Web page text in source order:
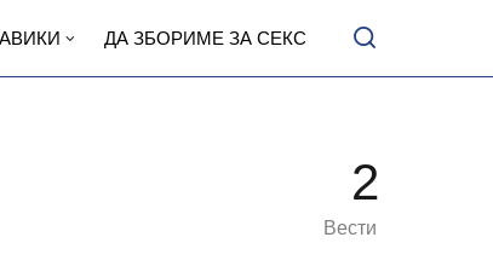
ДА ЗБОРИМЕ ЗА СЕКС
2
Вести